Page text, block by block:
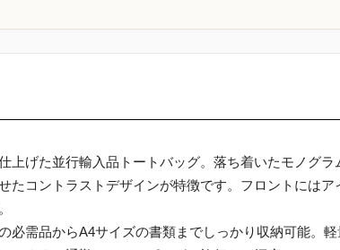
上げた並行輸入品トートバッグ。落ち着いたモノグ
たコントラストデザインが特徴です。フロントにはア
必需品からA4サイズの書類までしっかり収納可能。